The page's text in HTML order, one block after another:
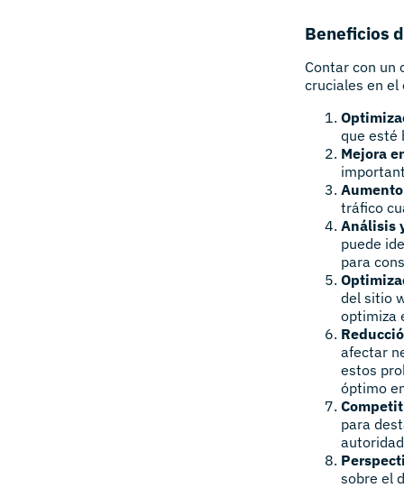
Beneficios
Contar con un
cruciales en
que esté
Mejora
tráfico
Análisis
puede
para
del sitio
optimiza
afectar
estos
óptimo
para
sobre el